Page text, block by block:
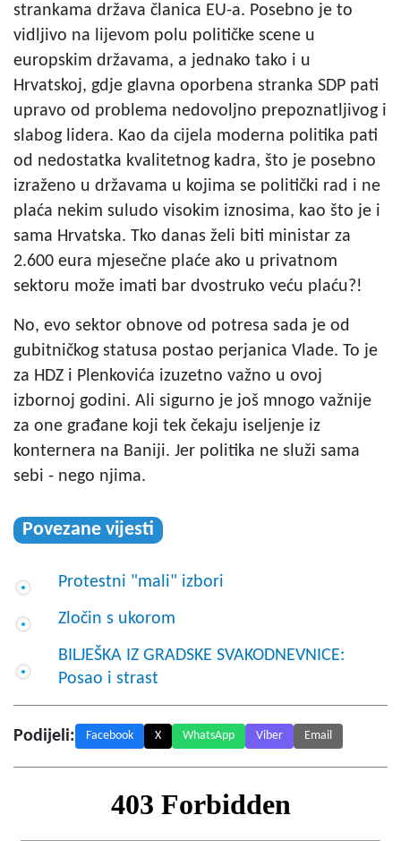
strankama država članica EU-a. Posebno je to
vidljivo na lijevom polu političke scene u
europskim državama, a jednako tako i u
Hrvatskoj, gdje glavna oporbena stranka SDP pati
upravo od problema nedovoljno prepoznatljivog i
slabog lidera. Kao da cijela moderna politika pati
od nedostatka kvalitetnog kadra, što je posebno
izraženo u državama u kojima se politički rad i ne
plaća nekim suludo visokim iznosima, kao što je i
sama Hrvatska. Tko danas želi biti ministar za
2.600 eura mjesečne plaće ako u privatnom
sektoru može imati bar dvostruko veću plaću?!
No, evo sektor obnove od potresa sada je od
gubitničkog statusa postao perjanica Vlade. To je
za HDZ i Plenkovića izuzetno važno u ovoj
izbornoj godini. Ali sigurno je još mnogo važnije
za one građane koji tek čekaju iseljenje iz
konternera na Baniji. Jer politika ne služi sama
sebi - nego njima.
Povezane vijesti
Protestni "mali" izbori
Zločin s ukorom
BILJEŠKA IZ GRADSKE SVAKODNEVNICE:
Posao i strast
Podijeli: Facebook X WhatsApp Viber Email